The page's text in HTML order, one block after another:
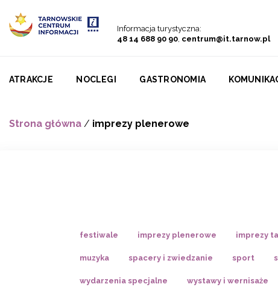
Informacja turystyczna:
48 14 688 90 90, centrum@it.tarnow.pl
ATRAKCJE NOCLEGI GASTRONOMIA
Strona główna / imprezy plenerowe
festiwale imprezy plenerowe imprezy
muzyka spacery i zwiedzanie sport
wydarzenia specjalne wystawy i wernisaże